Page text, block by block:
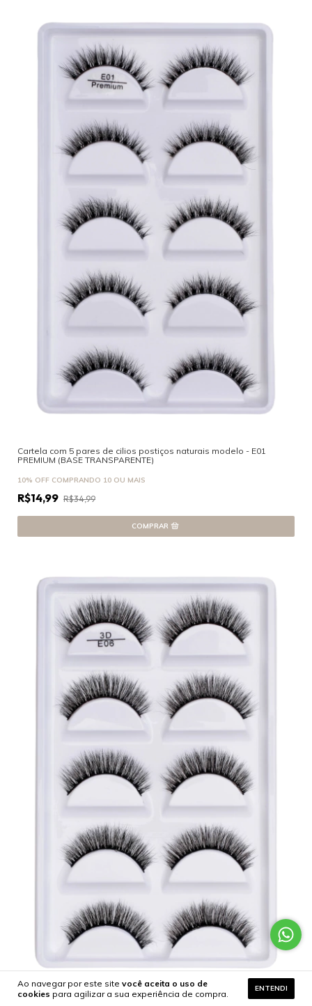
Ao navegar por este site você aceita o uso de
cookies para agilizar a sua experiência de compra.
ENTENDI
Cartela com 5 pares de cilios postiços naturais modelo - E01
PREMIUM (BASE TRANSPARENTE)
10% OFF COMPRANDO 10 OU MAIS
R$14,99 R$34,99